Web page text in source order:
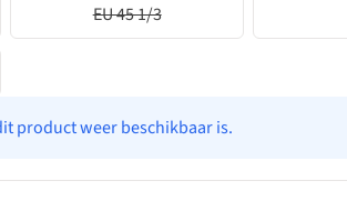
EU 45 1/3
product weer beschikbaar is.